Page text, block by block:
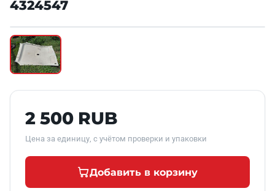
4324547
Б/У В НАЛИЧИИ
2 500 RUB
Цена за единицу, с учётом проверки и упаковки
Добавить в корзину